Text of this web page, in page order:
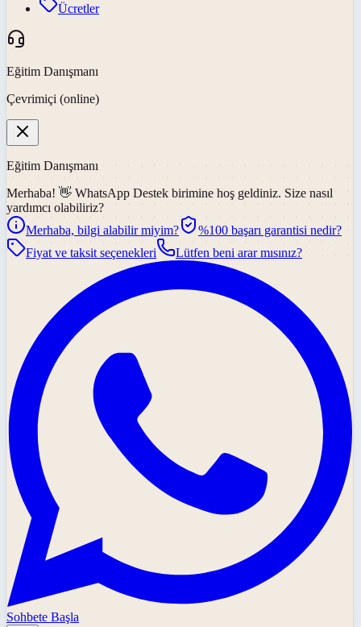
Ücretler
Eğitim Danışmanı
Çevrimiçi (online)
Eğitim Danışmanı
Merhaba! 👋 WhatsApp Destek birimine hoş geldiniz. Size nasıl
yardımcı olabiliriz?
Merhaba, bilgi alabilir miyim?
%100 başarı garantisi nedir?
Fiyat ve taksit seçenekleri
Lütfen beni arar mısınız?
Sohbete Başla